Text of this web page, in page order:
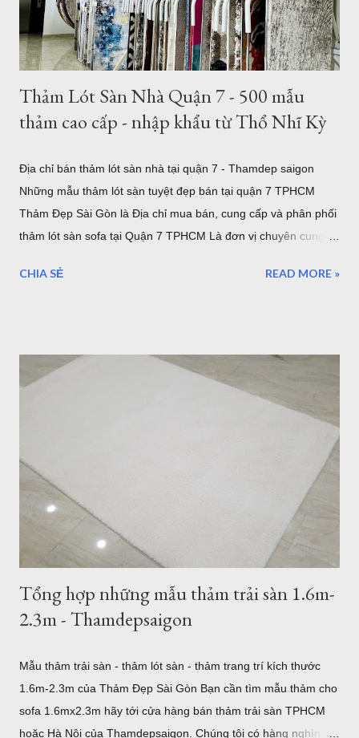
3m tại TPHCM . Tất nhiên bạn có thể chọn kích thước thảm
tròn nhỏ hơn như thảm tròn 2m có rất nhiều mẫu tại showroom
thảm đẹp Tphcm...
Thảm Lót Sàn Nhà Quận 7 - 500 mẫu
thảm cao cấp - nhập khẩu từ Thổ Nhĩ Kỳ
Địa chỉ bán thảm lót sàn nhà tại quận 7 - Thamdep saigon
Những mẫu thảm lót sàn tuyệt đẹp bán tại quận 7 TPHCM
Thảm Đẹp Sài Gòn là Địa chỉ mua bán, cung cấp và phân phối
thảm lót sàn sofa tại Quận 7 TPHCM Là đơn vị chuyên cung
Tân Quy Quận 7. Vừa là showroom trưng bày sản phẩm, vừa
Thảm lót sàn quận 7 - ghé xem 500 mẫu thảm cao cấp đến từ
Thổ Nhĩ Kỳ Với hơn 500 mẫu thảm trải sàn, từ hiện đại đến cổ
điển, tân cổ điển, thảm lót sàn quận 7 sẽ là sự lựa chọn tốt
TPHCM Thảm Sợi Ngắn Quận 7 I0001 Mẫu thảm hiện đại
Thảm Sợi Ngắn I0002 Thảm Lót sàn quận 7 I0003 Thảm trải
sàn quận 7 I0006 Thảm lót sàn bán tại quận 7 I0016 5 mẫu
thảm lông xù bán t...
CHIA SẺ READ MORE »
Tổng hợp những mẫu thảm trải sàn 1.6m-
2.3m - Thamdepsaigon
Mẫu thảm trải sàn - thảm lót sàn - thảm trang trí kích thước
1.6m-2.3m của Thảm Đẹp Sài Gòn Bạn cần tìm mẫu thảm cho
sofa 1.6mx2.3m hãy tới cửa hàng bán thảm trải sàn TPHCM
hoặc Hà Nội của Thamdepsaigon. Chúng tôi có hàng nghìn